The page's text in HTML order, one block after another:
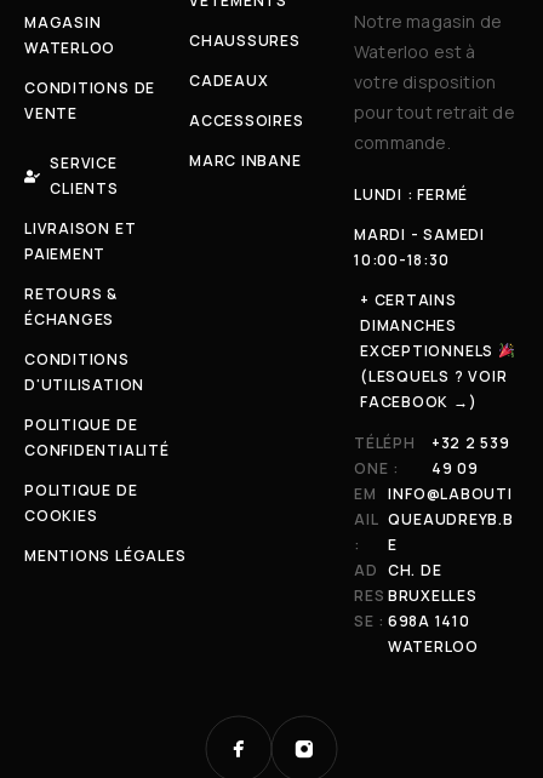
MAGASIN
WATERLOO
CONDITIONS DE
VENTE
SERVICE
CLIENTS
LIVRAISON ET
PAIEMENT
RETOURS &
ÉCHANGES
CONDITIONS
D'UTILISATION
POLITIQUE DE
CONFIDENTIALITÉ
POLITIQUE DE
COOKIES
MENTIONS LÉGALES
CHAUSSURES
CADEAUX
ACCESSOIRES
MARC INBANE
Notre magasin de
Waterloo est à
votre disposition
pour tout retrait de
commande.
LUNDI : FERMÉ
MARDI - SAMEDI
10:00-18:30
+ CERTAINS
DIMANCHES
EXCEPTIONNELS
(LESQUELS ? VOIR
FACEBOOK →)
TÉLÉPH
ONE :
+32 2 539
49 09
EM
AIL
:
INFO@LABOUTI
QUEAUDREYB.B
E
AD
RES
SE :
CH. DE
BRUXELLES
698A 1410
WATERLOO